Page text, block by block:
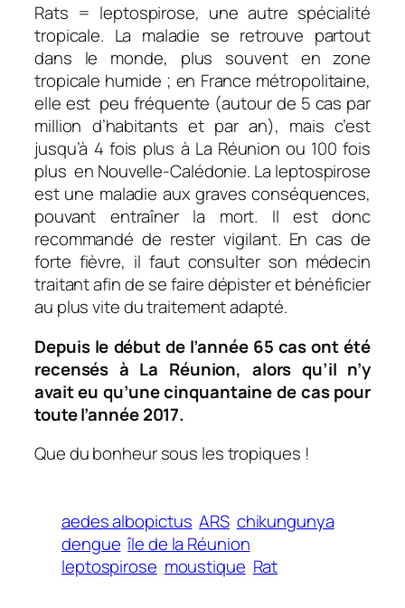
Rats = leptospirose, une autre spécialité
tropicale. La maladie se retrouve partout
dans le monde, plus souvent en zone
tropicale humide ; en France métropolitaine,
elle est peu fréquente (autour de 5 cas par
million d’habitants et par an), mais c’est
jusqu’à 4 fois plus à La Réunion ou 100 fois
plus en Nouvelle-Calédonie. La leptospirose
est une maladie aux graves conséquences,
pouvant entraîner la mort. Il est donc
recommandé de rester vigilant. En cas de
forte fièvre, il faut consulter son médecin
traitant afin de se faire dépister et bénéficier
au plus vite du traitement adapté.
Depuis le début de l’année 65 cas ont été
recensés à La Réunion, alors qu’il n’y
avait eu qu’une cinquantaine de cas pour
toute l’année 2017.
Que du bonheur sous les tropiques !
aedes albopictus ARS chikungunya
dengue île de la Réunion
leptospirose moustique Rat